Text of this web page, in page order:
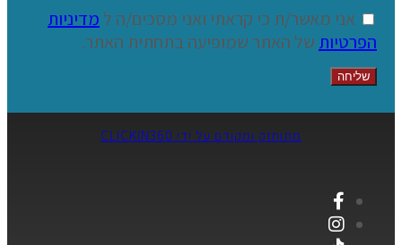
אני מאשר/ת כי קראתי ואני מסכים/ה למדיניות
הפרטיותשל האתר שמופיעה בתחתית האתר.
שליחה
מתוחזק ומקודם על ידי CLICKIN360